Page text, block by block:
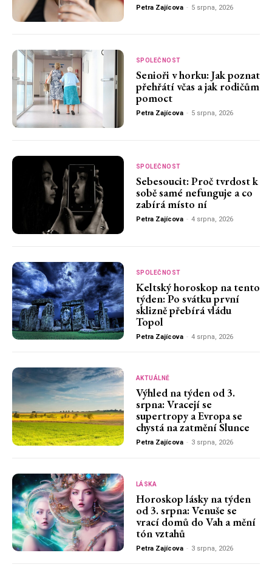
Petra Zajícova - 5 srpna, 2026
SPOLEČNOST
Senioři v horku: Jak poznat
přehřátí včas a jak rodičům
pomoct
Petra Zajícova - 5 srpna, 2026
SPOLEČNOST
Sebesoucit: Proč tvrdost k
sobě samé nefunguje a co
zabírá místo ní
Petra Zajícova - 4 srpna, 2026
SPOLEČNOST
Keltský horoskop na tento
týden: Po svátku první
sklizně přebírá vládu
Topol
Petra Zajícova - 4 srpna, 2026
AKTUÁLNĚ
Výhled na týden od 3.
srpna: Vracejí se
supertropy a Evropa se
chystá na zatmění Slunce
Petra Zajícova - 3 srpna, 2026
LÁSKA
Horoskop lásky na týden
od 3. srpna: Venuše se
vrací domů do Vah a mění
tón vztahů
Petra Zajícova - 3 srpna, 2026